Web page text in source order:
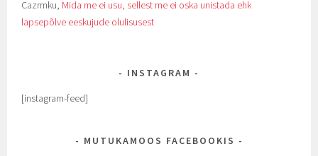
Cazrmku, Mida me ei usu, sellest me ei oska unistada ehk
lapsepõlve eeskujude olulisusest
INSTAGRAM
[instagram-feed]
MUTUKAMOOS FACEBOOKIS